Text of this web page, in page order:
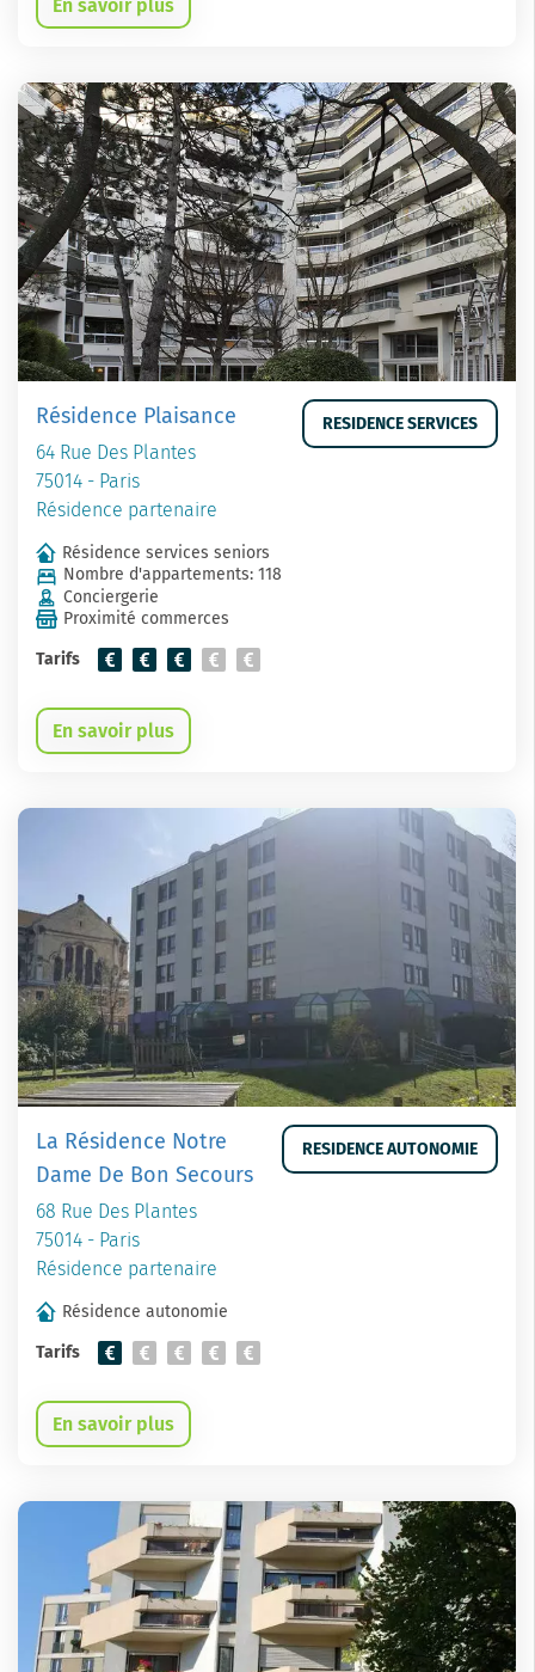
En savoir plus
Résidence Plaisance
64 Rue Des Plantes
75014 - Paris
Résidence partenaire
RESIDENCE SERVICES
Résidence services seniors
Nombre d'appartements: 118
Conciergerie
Proximité commerces
Tarifs
En savoir plus
La Résidence Notre
Dame De Bon Secours
68 Rue Des Plantes
75014 - Paris
Résidence partenaire
RESIDENCE AUTONOMIE
Résidence autonomie
Tarifs
En savoir plus